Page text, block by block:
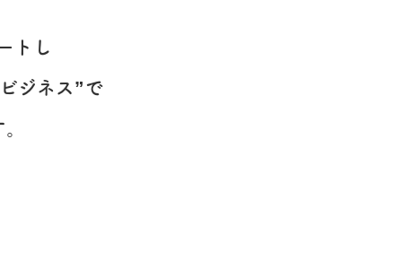
トし
ジネス”で
。